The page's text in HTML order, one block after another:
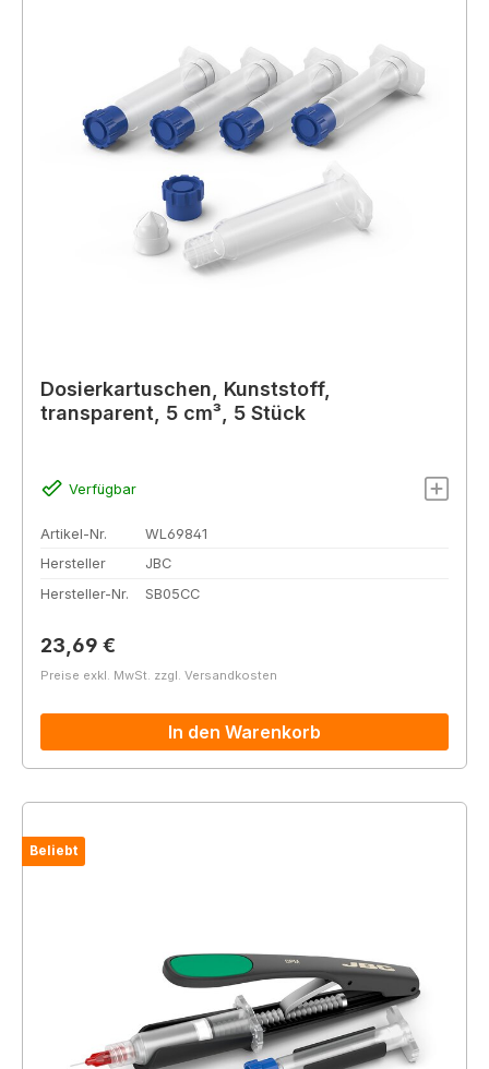
Dosierkartuschen, Kunststoff,
transparent, 5 cm³, 5 Stück
Verfügbar
Artikel-Nr.
WL69841
Hersteller
JBC
Hersteller-Nr.
SB05CC
Regulärer Preis:
23,69 €
Preise exkl. MwSt. zzgl. Versandkosten
In den Warenkorb
Beliebt